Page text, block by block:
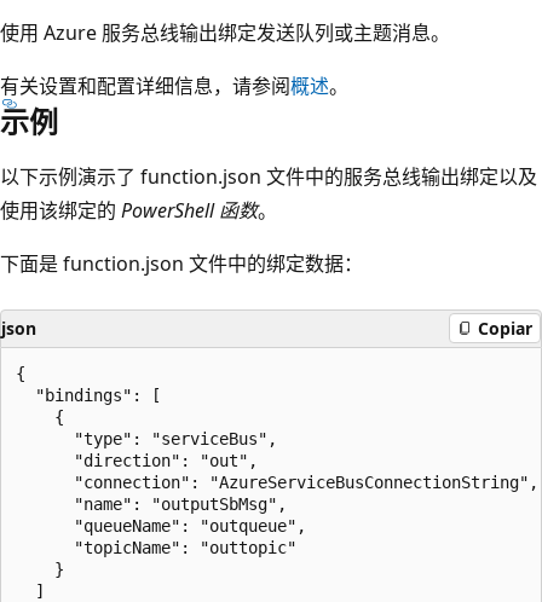
使用 Azure 服务总线输出绑定发送队列或主题消息。
有关设置和配置详细信息，请参阅概述。
示例
以下示例演示了 function.json 文件中的服务总线输出绑定以及
使用该绑定的 PowerShell 函数。
下面是 function.json 文件中的绑定数据：
json Copiar
{
  "bindings": [
    {
      "type": "serviceBus",
      "direction": "out",
      "connection": "AzureServiceBusConnectionString",
      "name": "outputSbMsg",
      "queueName": "outqueue",
      "topicName": "outtopic"
    }
  ]